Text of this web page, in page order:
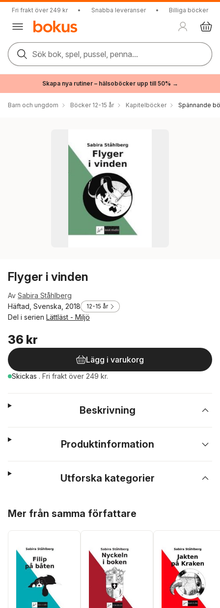
Fri frakt över 249 kr • Snabba leveranser • Billiga böcker
Sök bok, spel, pussel, penna...
Skapa nya rutiner – hälsoböcker upp till 50% →
Barn och ungdom Böcker 12-15 år Kapitelböcker Spännande
Flyger i vinden
Av Sabira Ståhlberg
Häftad, Svenska, 2018
12-15 år
Del i serien Lättläst - Miljö
36 kr
Lägg i varukorg
Skickas . Fri frakt över 249 kr.
Beskrivning
Produktinformation
Utforska kategorier
Mer från samma författare